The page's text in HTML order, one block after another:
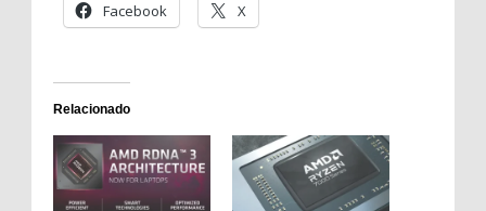
Facebook X
Relacionado